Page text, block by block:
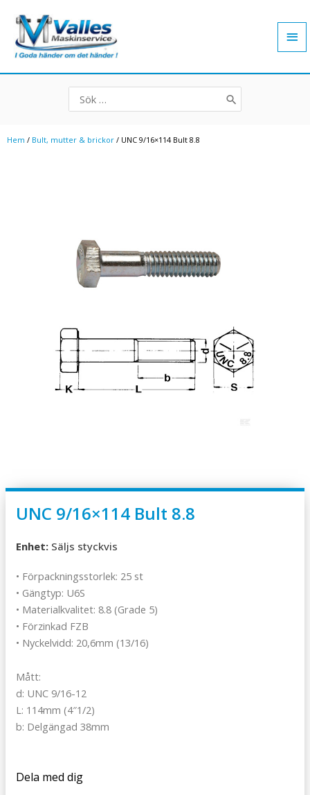
innehåll
Search
for:
Hem / Bult, mutter & brickor / UNC 9/16×114 Bult 8.8
UNC 9/16×114 Bult 8.8
Enhet: Säljs styckvis
• Förpackningsstorlek: 25 st
• Gängtyp: U6S
• Materialkvalitet: 8.8 (Grade 5)
• Förzinkad FZB
• Nyckelvidd: 20,6mm (13/16)
Mått:
d: UNC 9/16-12
L: 114mm (4″1/2)
b: Delgängad 38mm
Dela med dig